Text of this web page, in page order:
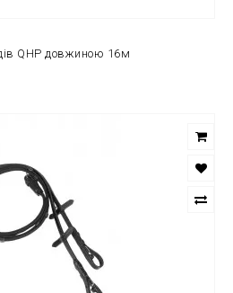
QHP довжиною 16м